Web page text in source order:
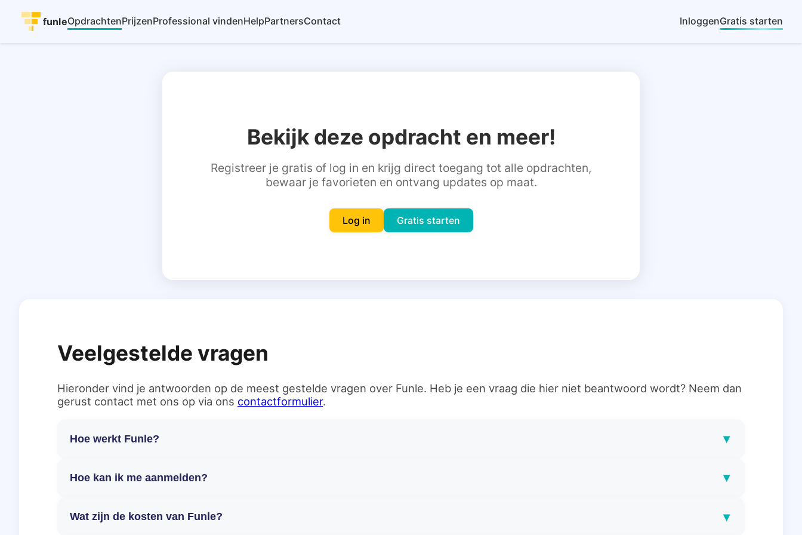
funleOpdrachtenPrijzenProfessional vindenHelpPartnersContact InloggenGratis starten
Bekijk deze opdracht en meer!
Registreer je gratis of log in en krijg direct toegang tot alle opdrachten,
bewaar je favorieten en ontvang updates op maat.
Log in Gratis starten
Veelgestelde vragen
Hieronder vind je antwoorden op de meest gestelde vragen over Funle. Heb je een vraag die hier niet beantwoord wordt? Neem dan
gerust contact met ons op via ons contactformulier.
Hoe werkt Funle? ▾
Hoe kan ik me aanmelden? ▾
Wat zijn de kosten van Funle? ▾